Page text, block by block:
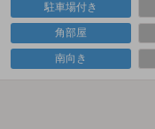
駐車場付き
角部屋
南向き